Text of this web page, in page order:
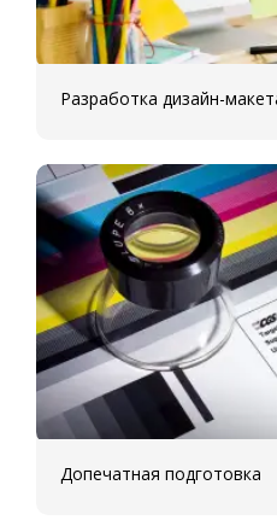
Разработка дизайн-
Допечатная подготовка